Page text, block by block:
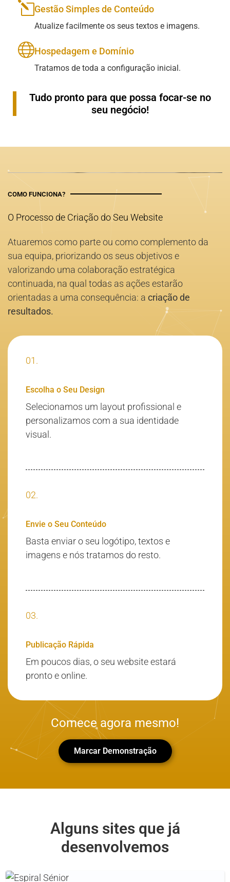
Gestão Simples de Conteúdo
Atualize facilmente os seus textos e imagens.
Hospedagem e Domínio
Tratamos de toda a configuração inicial.
Tudo pronto para que possa focar-se no
seu negócio!
COMO FUNCIONA?
O Processo de Criação do Seu Website
Atuaremos como parte ou como complemento da
sua equipa, priorizando os seus objetivos e
valorizando uma colaboração estratégica
continuada, na qual todas as ações estarão
orientadas a uma consequência: a criação de
resultados.
01.
Escolha o Seu Design
Selecionamos um layout profissional e
personalizamos com a sua identidade
visual.
02.
Envie o Seu Conteúdo
Basta enviar o seu logótipo, textos e
imagens e nós tratamos do resto.
03.
Publicação Rápida
Em poucos dias, o seu website estará
pronto e online.
Comece agora mesmo!
Marcar Demonstração
Alguns sites que já
desenvolvemos